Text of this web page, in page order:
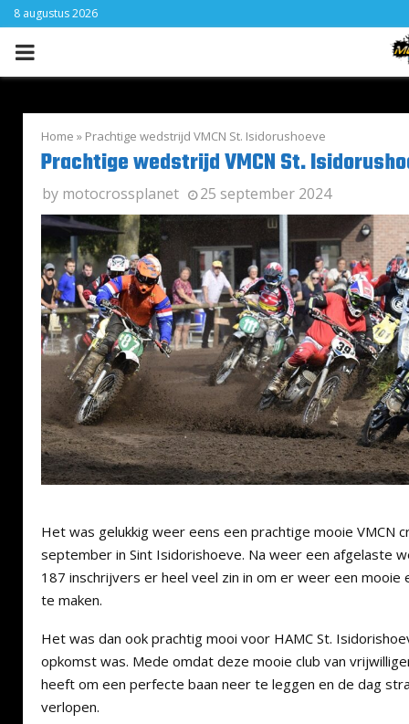
8 augustus 2026
PRIMARY
Home » Prachtige wedstrijd VMCN St. Isidorushoeve
Prachtige wedstrijd VMCN St.
by motocrossplanet 25 september 2024
Het was gelukkig weer eens een prachtige mooie VMCN
september in Sint Isidorishoeve. Na weer een afgelaste
187 inschrijvers er heel veel zin in om er weer een mooie
te maken.
Het was dan ook prachtig mooi voor HAMC St.
opkomst was. Mede omdat deze mooie club van
heeft om een perfecte baan neer te leggen en de dag
verlopen.